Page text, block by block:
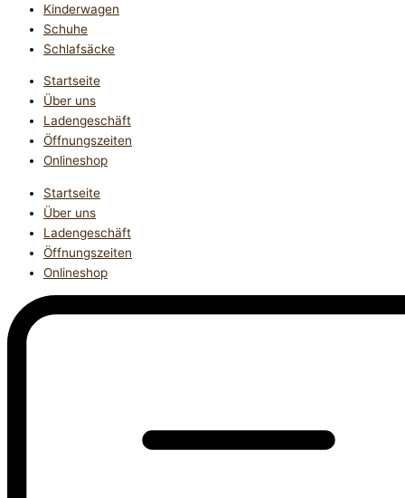
Kinderwagen
Schuhe
Schlafsäcke
Startseite
Über uns
Ladengeschäft
Öffnungszeiten
Onlineshop
Startseite
Über uns
Ladengeschäft
Öffnungszeiten
Onlineshop